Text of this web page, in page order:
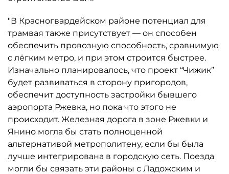
"В Красногвардейском районе потенциал для
трамвая также присутствует — он способен
обеспечить провозную способность, сравнимую
с лёгким метро, и при этом строится быстрее.
Изначально планировалось, что проект “Чижик”
будет развиваться в сторону пригородов,
обеспечит доступность застройки бывшего
аэропорта Ржевка, но пока что этого не
происходит. Железная дорога в зоне Ржевки и
Янино могла бы стать полноценной
альтернативой метрополитену, если бы была
лучше интегрирована в городскую сеть. Поезда
могли бы связать эти районы с Ладожским и